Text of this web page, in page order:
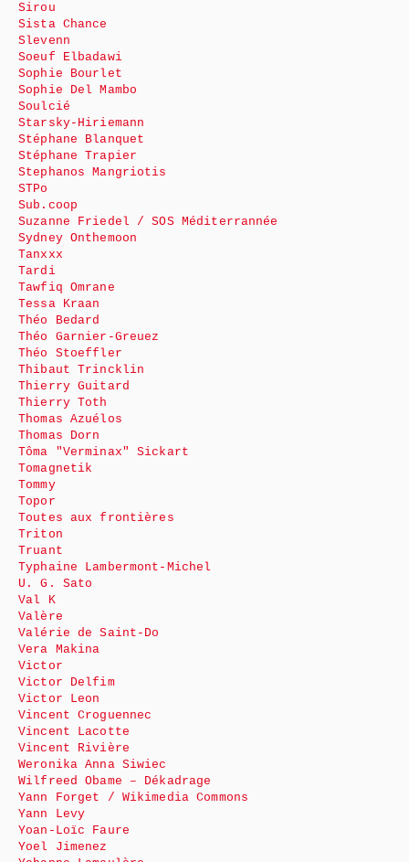
Sirou
Sista Chance
Slevenn
Soeuf Elbadawi
Sophie Bourlet
Sophie Del Mambo
Soulcié
Starsky-Hiriemann
Stéphane Blanquet
Stéphane Trapier
Stephanos Mangriotis
STPo
Sub.coop
Suzanne Friedel / SOS Méditerrannée
Sydney Onthemoon
Tanxxx
Tardi
Tawfiq Omrane
Tessa Kraan
Théo Bedard
Théo Garnier-Greuez
Théo Stoeffler
Thibaut Trincklin
Thierry Guitard
Thierry Toth
Thomas Azuélos
Thomas Dorn
Tôma "Verminax" Sickart
Tomagnetik
Tommy
Topor
Toutes aux frontières
Triton
Truant
Typhaine Lambermont-Michel
U. G. Sato
Val K
Valère
Valérie de Saint-Do
Vera Makina
Victor
Victor Delfim
Victor Leon
Vincent Croguennec
Vincent Lacotte
Vincent Rivière
Weronika Anna Siwiec
Wilfreed Obame – Dékadrage
Yann Forget / Wikimedia Commons
Yann Levy
Yoan-Loïc Faure
Yoel Jimenez